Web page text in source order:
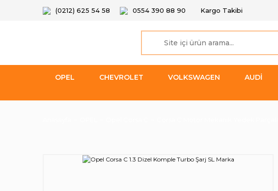
(0212) 625 54 58 0554 390 88 90 Kargo Takibi
OPEL CHEVROLET VOLKSWAGEN AUDİ